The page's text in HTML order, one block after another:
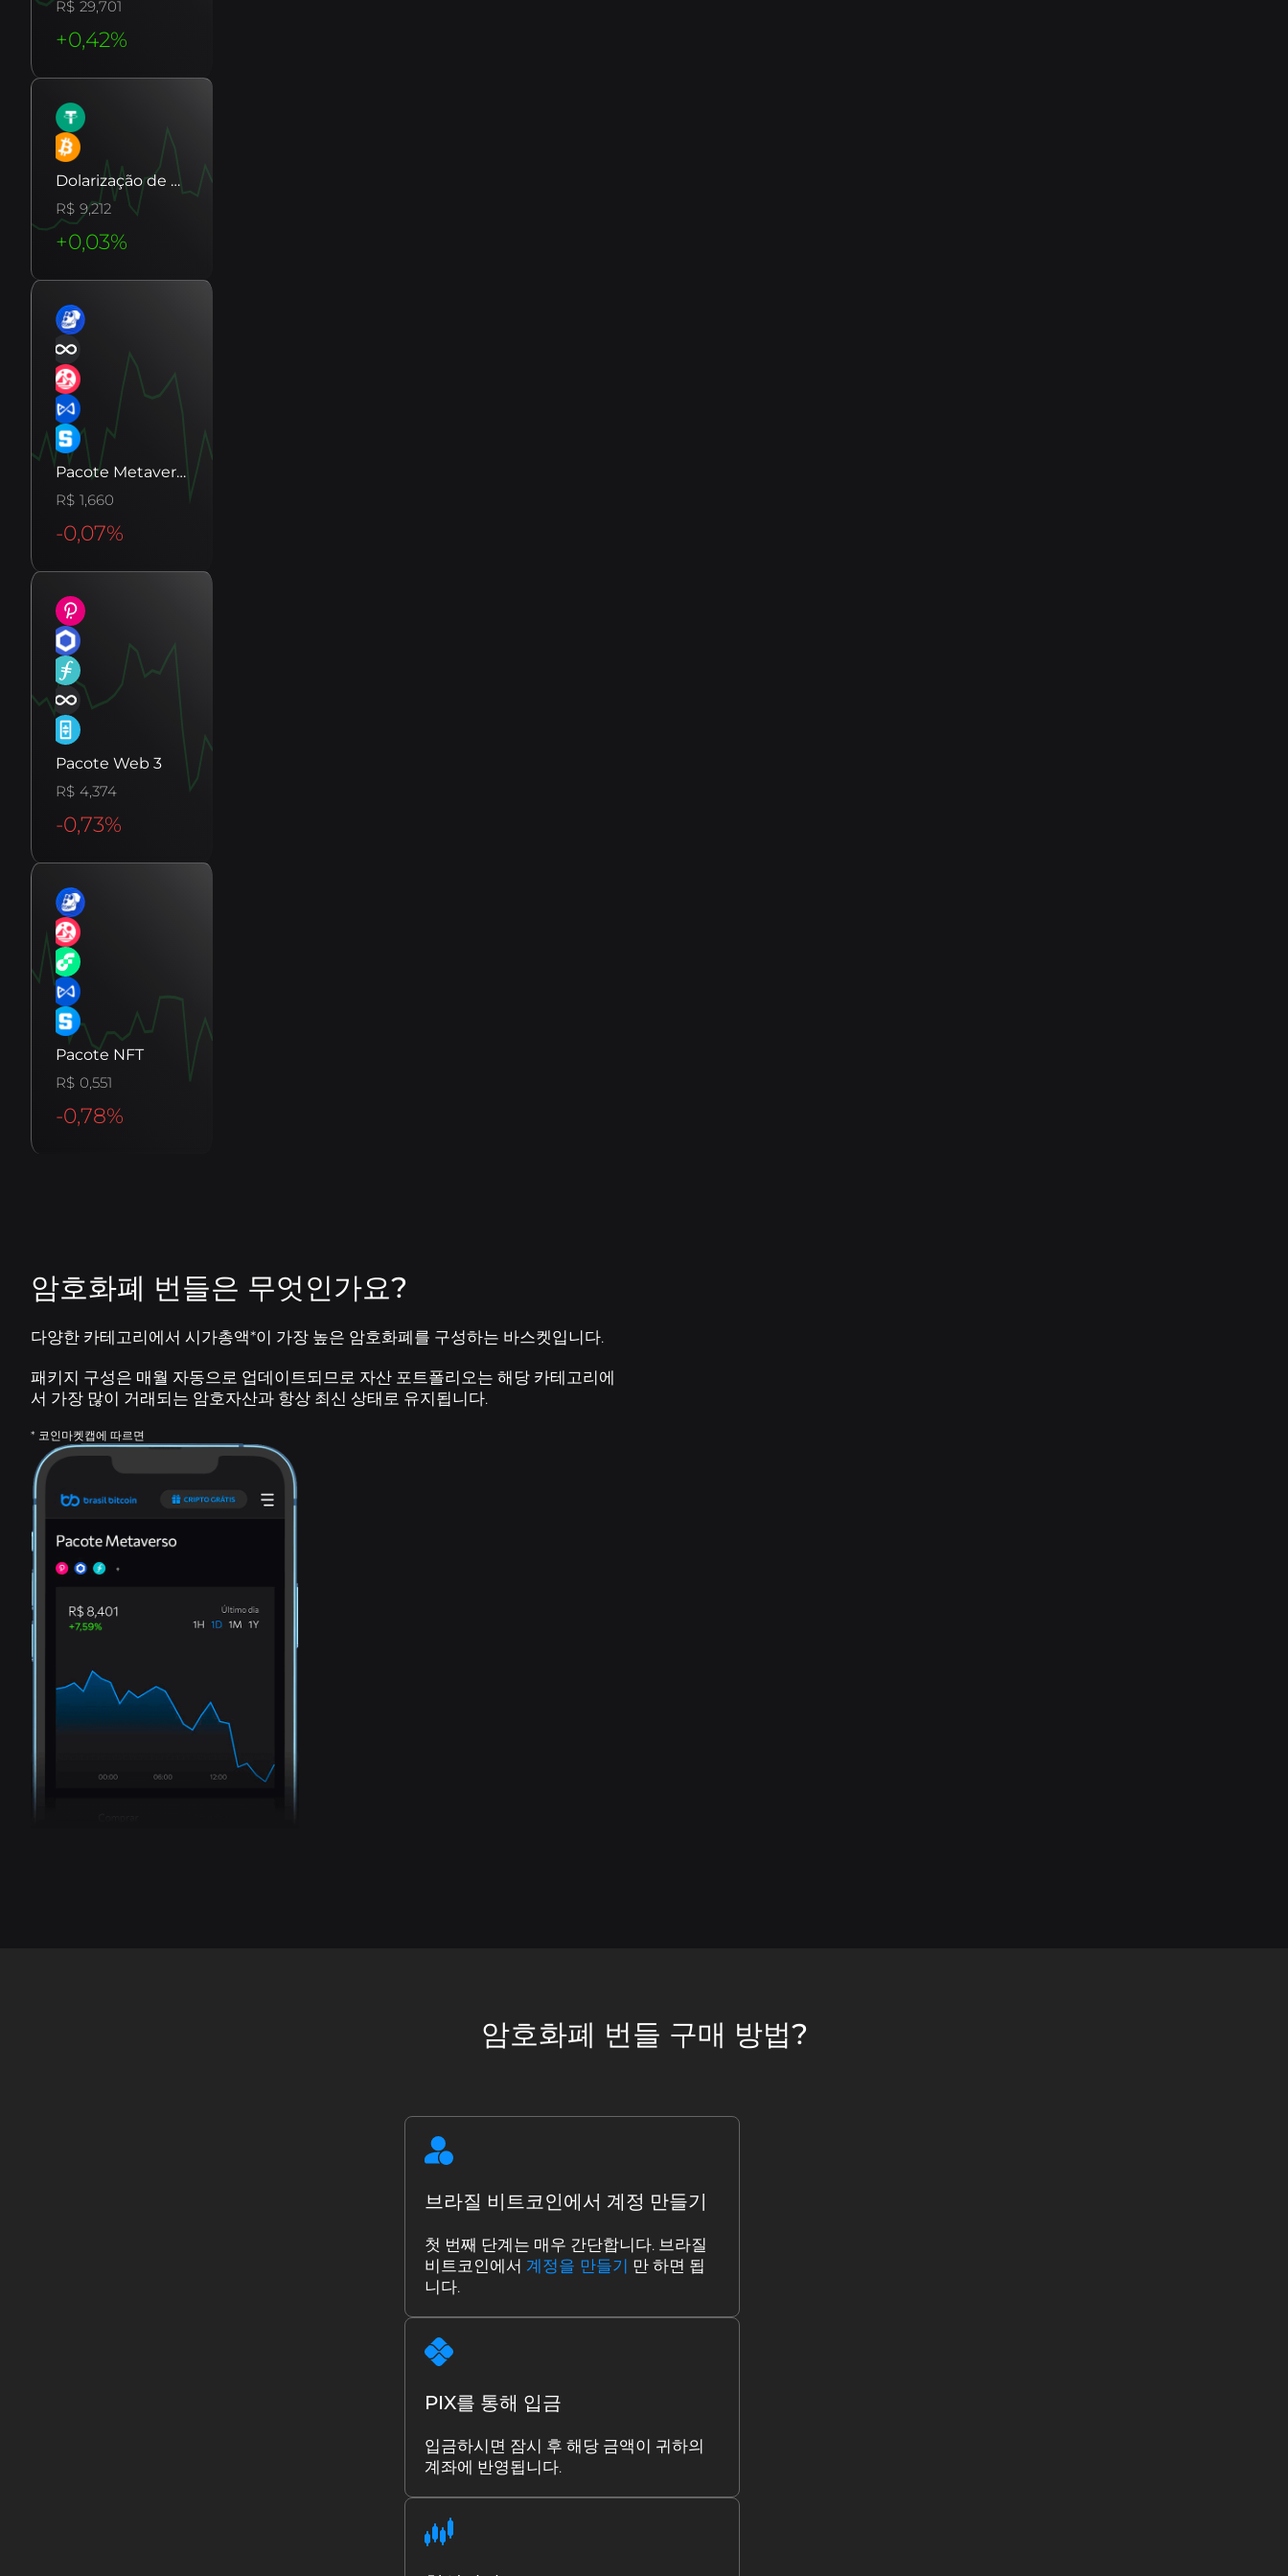
반복 일정을 예약하세요.
Cobrar com Cripto
criptoativos com conversão automática para
reais.
B8 페이지
암호화폐 자산을 사용하여 물, 전기, 세금 등
을 지불하세요.
하세요.
협상합니다.
SophIA
Uma inteligência artificial integrada ao
Telegram, que facilita suas operações financeiras.
Exposição EUA
Se exponha a valorização das
maiores empresas do mundo!
B8 Hub
soluções inovadoras.
29,701
Dolarização de Patrimônio
9,212
Pacote Metaverso
1,660
Pacote Web 3
4,374
Pacote NFT
0,551
암호화폐 번들은 무엇인가요?
다양한 카테고리에서 시가총액*이 가장 높은 암호화폐를 구성하는 바스켓입니다.
패키지 구성은 매월 자동으로 업데이트되므로 자산 포트폴리오는 해당 카테고리에
서 가장 많이 거래되는 암호자산과 항상 최신 상태로 유지됩니다.
* 코인마켓캡에 따르면
암호화폐 번들 구매 방법?
브라질 비트코인에서 계정 만들기
첫 번째 단계는 매우 간단합니다. 브라질
비트코인에서 계정을 만들기 만 하면 됩
니다.
PIX를 통해 입금
입금하시면 잠시 후 해당 금액이 귀하의
계좌에 반영됩니다.